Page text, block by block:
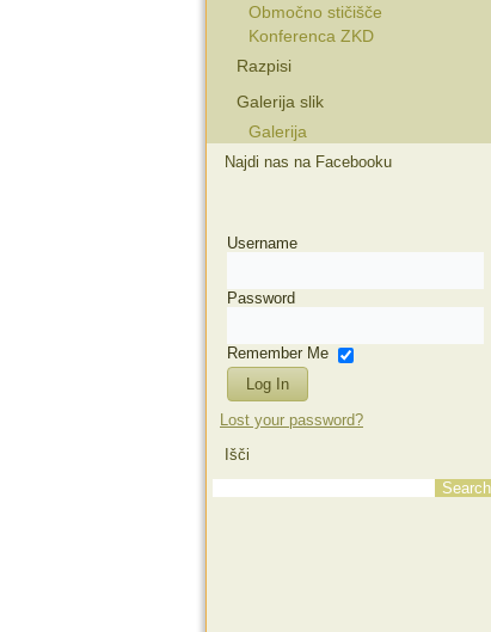
Območno stičišče
Konferenca ZKD
Razpisi
Galerija slik
Galerija
Najdi nas na Facebooku
Username
Password
Remember Me
Lost your password?
Išči